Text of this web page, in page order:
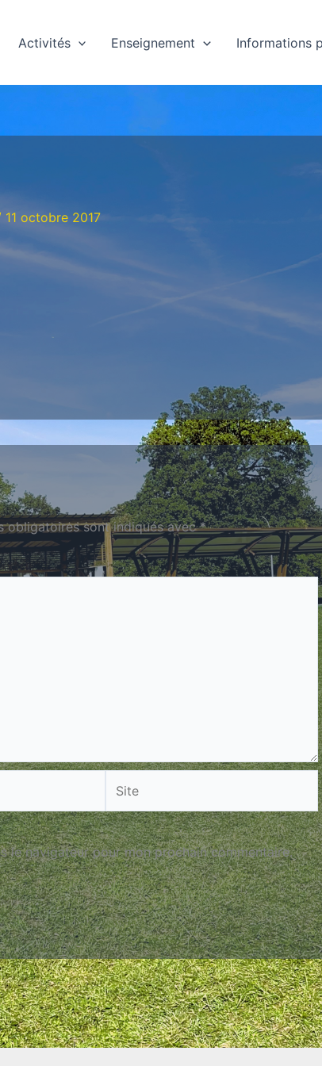
Activités Enseignement Informations
11 octobre 2017
obligatoires sont indiqués avec*
le navigateur pour mon prochain commentaire.